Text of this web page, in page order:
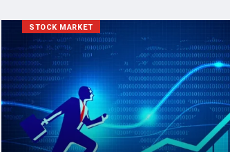
STOCK MARKET